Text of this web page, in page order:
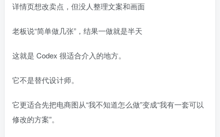
详情页想改卖点，但没人整理文案和画面
老板说“简单做几张”，结果一做就是半天
这就是 Codex 很适合介入的地方。
它不是替代设计师。
它更适合先把电商图从“我不知道怎么做”变成“我有一套可以
修改的方案”。